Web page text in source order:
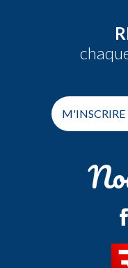
M'INSCRIRE